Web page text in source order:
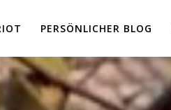
PERSÖNLICHER BLOG